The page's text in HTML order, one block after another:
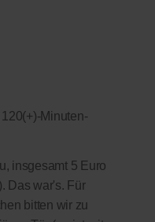
Minuten-
insgesamt 5 Euro
Das war's. Für
bitten wir zu